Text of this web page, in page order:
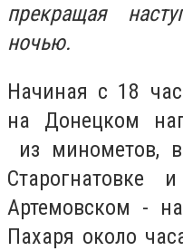
прекращая
ночью.
Начиная с 18
на Донецком
из минометов,
Старогнатовке
Артемовском -
Пахаря около